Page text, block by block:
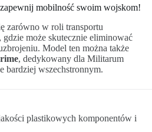
mobilność swoim wojskom!
zarówno w roli transportu
może skutecznie eliminować
Model ten można także
, dedykowany dla Militarum
bardziej wszechstronnym.
plastikowych komponentów i